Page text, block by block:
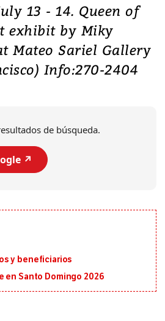
13 - 14. Queen of
exhibit by Miky
Mateo Sariel Gallery
Info:270-2404
de búsqueda.
↗️
y beneficiarios
en Santo Domingo 2026
Japón: Terremoto
deja heridos y graves
en Kumamoto
se registró este martes 28 de
de gran